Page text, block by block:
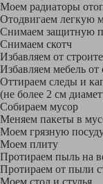
Моем радиаторы
Отодвигаем легкую
Снимаем защитную
Снимаем скотч
Избавляем от
Избавляем мебель
Оттираем следы и
(не более 2 см
Собираем мусор
Меняем пакеты в
Моем грязную
Моем плиту
Протираем пыль на
Протираем от пыли
Моем стол и стулья